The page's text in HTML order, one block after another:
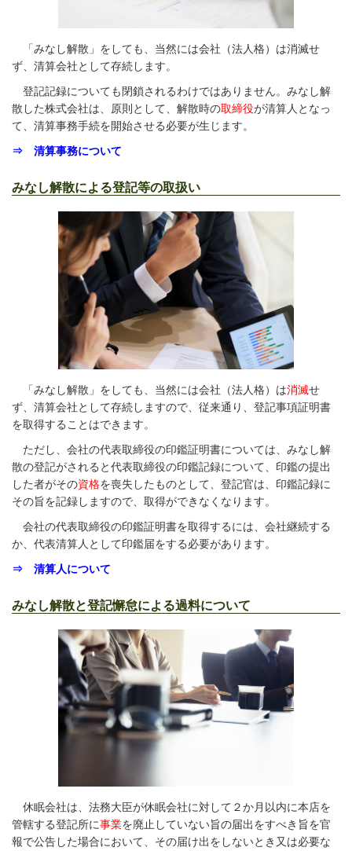
「みなし解散」をしても、当然には会社（法人格）は消滅せ
ず、清算会社として存続します。
登記記録についても閉鎖されるわけではありません。みなし解
散した株式会社は、原則として、解散時の取締役が清算人となっ
て、清算事務手続を開始させる必要が生じます。
⇒ 清算事務について
みなし解散による登記等の取扱い
「みなし解散」をしても、当然には会社（法人格）は消滅せ
ず、清算会社として存続しますので、従来通り、登記事項証明書
を取得することはできます。
ただし、会社の代表取締役の印鑑証明書については、みなし解
散の登記がされると代表取締役の印鑑記録について、印鑑の提出
した者がその資格を喪失したものとして、登記官は、印鑑記録に
その旨を記録しますので、取得ができなくなります。
会社の代表取締役の印鑑証明書を取得するには、会社継続する
か、代表清算人として印鑑届をする必要があります。
⇒ 清算人について
みなし解散と登記懈怠による過料について
休眠会社は、法務大臣が休眠会社に対して２か月以内に本店を
管轄する登記所に事業を廃止していない旨の届出をすべき旨を官
報で公告した場合において、その届け出をしないとき又は必要な